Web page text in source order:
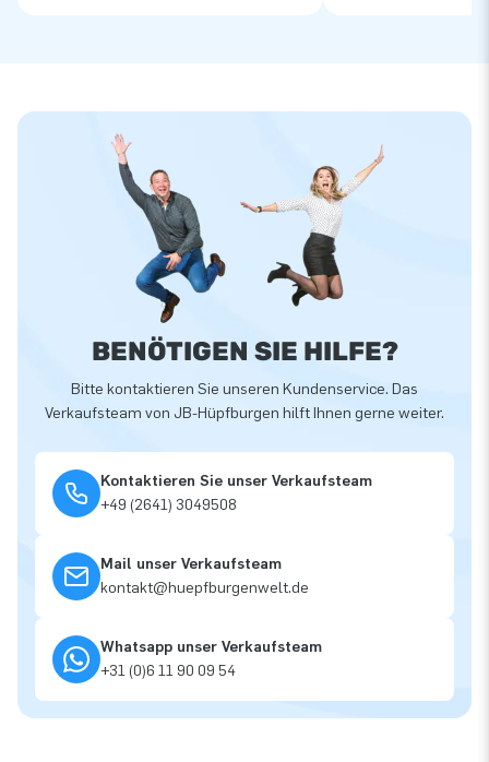
BENÖTIGEN SIE HILFE?
Bitte kontaktieren Sie unseren Kundenservice. Das
Verkaufsteam von JB-Hüpfburgen hilft Ihnen gerne weiter.
Kontaktieren Sie unser Verkaufsteam
+49 (2641) 3049508
Mail unser Verkaufsteam
kontakt@huepfburgenwelt.de
Whatsapp unser Verkaufsteam
+31 (0)6 11 90 09 54